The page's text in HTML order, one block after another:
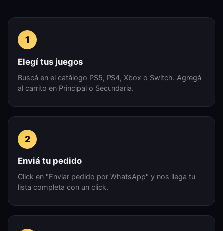
1
Elegí tus juegos
Buscá en el catálogo PS5, PS4, Xbox o Switch. Agregá
al carrito en Principal o Secundaria.
2
Enviá tu pedido
Click en "Enviar pedido por WhatsApp" y nos llega tu
lista completa con un click.